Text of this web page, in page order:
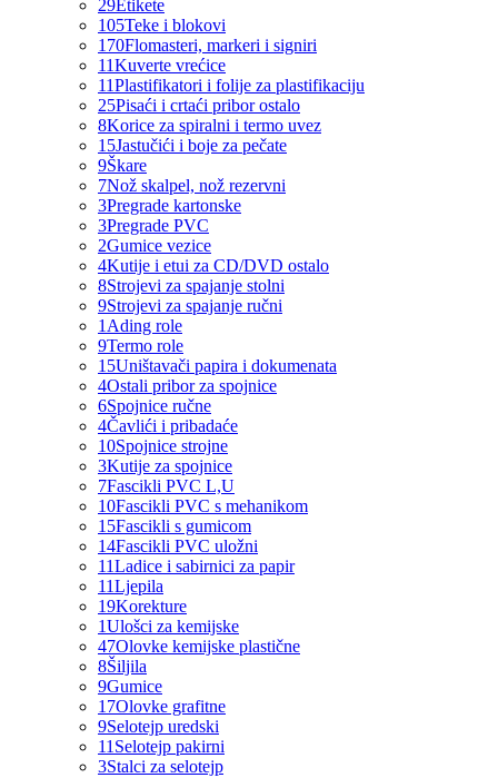
29Etikete
105Teke i blokovi
170Flomasteri, markeri i signiri
11Kuverte vrećice
11Plastifikatori i folije za plastifikaciju
25Pisaći i crtaći pribor ostalo
8Korice za spiralni i termo uvez
15Jastučići i boje za pečate
9Škare
7Nož skalpel, nož rezervni
3Pregrade kartonske
3Pregrade PVC
2Gumice vezice
4Kutije i etui za CD/DVD ostalo
8Strojevi za spajanje stolni
9Strojevi za spajanje ručni
1 Ading role
9Termo role
15Uništavači papira i dokumenata
4Ostali pribor za spojnice
6Spojnice ručne
4Čavlići i pribadaće
10Spojnice strojne
3Kutije za spojnice
7Fascikli PVC L,U
10Fascikli PVC s mehanikom
15Fascikli s gumicom
14Fascikli PVC uložni
11Ladice i sabirnici za papir
11Ljepila
19Korekture
1Ulošci za kemijske
47Olovke kemijske plastične
8Šiljila
9Gumice
17Olovke grafitne
9Selotejp uredski
11 Selotejp pakirni
3Stalci za selotejp